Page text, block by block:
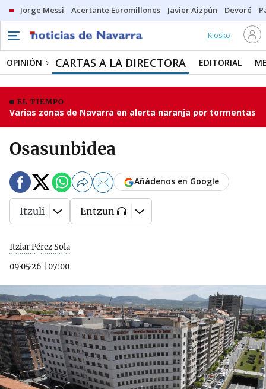
Jorge Messi Acertante Euromillones Javier Aizpún Devoré
Kiosko
OPINIÓN CARTAS A LA DIRECTORA EDITORIAL
EL TIEMPO
Varias zonas de Navarra en alerta naranja por tormentas
Osasunbidea
Itziar Pérez Sola
09·05·26
07:00
Añádenos en Google
Itzuli Entzun